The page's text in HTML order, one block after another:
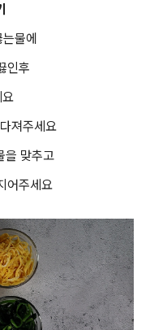
물에
인후
져주세요
을 맞추고
어주세요